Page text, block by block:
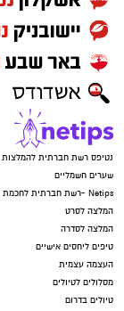
יש לכם מידע
חדשותי?
אותנו
נטיפס רשת חברתית להמלצות
שערים חשמליים
Netips -רשת חברתית לחכמת ההמונים
המלצה לסרט
המלצה לסדרה
טיפים ליחסים אישיים
העצמה עצמית
מסלולים לטיולים
טיולים בדרום